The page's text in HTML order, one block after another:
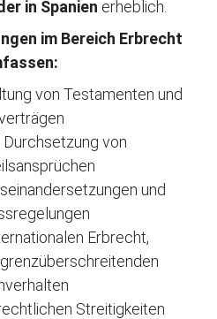
in Spanien erheblich.
im Bereich Erbrecht
von Testamenten und
Durchsetzung von
und
Erbrecht,
Streitigkeiten